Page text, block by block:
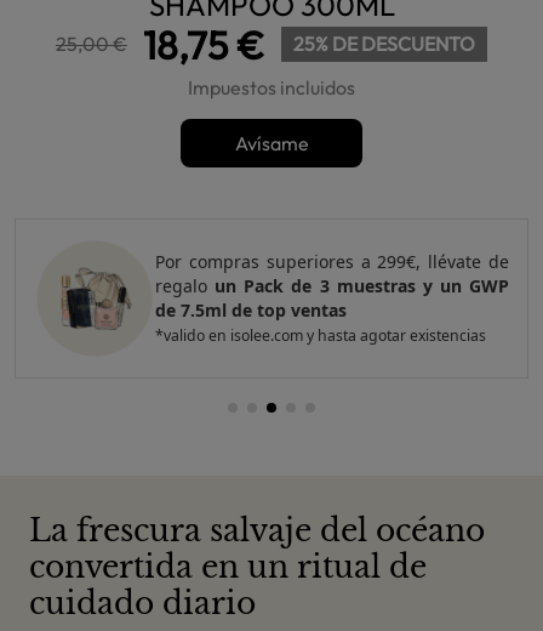
25,00 € 18,75 €
25% DE DESCUENTO
Impuestos incluidos
Avísame
Por compras superiores a 299€, llévate de
regalo un Pack de 3 muestras y un GWP
de 7.5ml de top ventas
*valido en isolee.com y hasta agotar existencias
La frescura salvaje del océano
convertida en un ritual de
cuidado diario